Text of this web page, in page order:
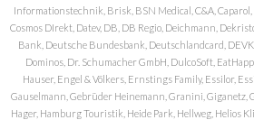
Informationstechnik, Brisk, BSN Medical, C&A, Caparol,
Cosmos DIrekt, Datev, DB, DB Regio, Deichmann,
Bank, Deutsche Bundesbank, Deutschlandcard,
Dominos, Dr. Schumacher GmbH, DulcoSoft,
Hauser, Engel & Völkers, Ernstings Family, Essilor,
Gauselmann, Gebrüder Heinemann, Granini, Giganetz,
Hager, Hamburg Touristik, Heide Park, Hellweg, Helios